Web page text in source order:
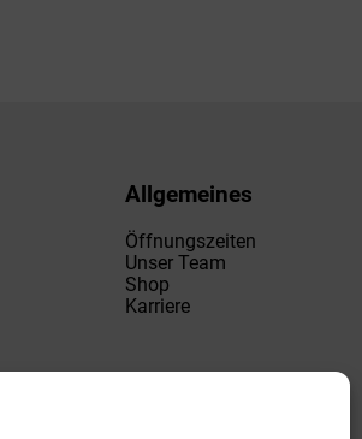
Allgemeines
Öffnungszeiten
Unser Team
Shop
Karriere